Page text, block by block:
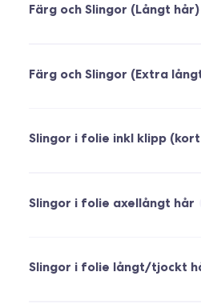
Färg och Slingor (Långt hår)
Färg och Slingor (Extra
Slingor i folie inkl klipp
Slingor i folie axellångt hår
Slingor i folie långt/tjockt